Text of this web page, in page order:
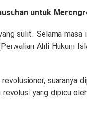
untuk
sulit. Selama masa
Ahli Hukum
yang dipicu